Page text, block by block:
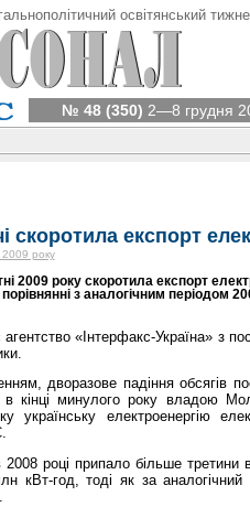
освітянський
№ 48 (350) 2—8 грудня
скоротила експорт
року
2009 року скоротила експорт
з аналогічним періодом
«Інтерфакс-Україна» з
дворазове падіння обсягів
кінці минулого року владою
українську електроенергію
році припало більше третини
кВт-год, тоді як за